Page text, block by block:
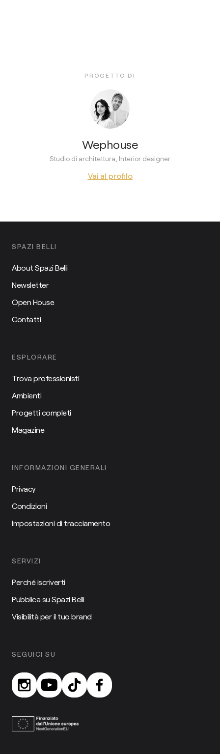
PROGETTO DI
Wephouse
Studio di architettura, Interior designer
Vai al profilo
SPAZI BELLI
About Spazi Belli
Newsletter
Open House
Contatti
ESPLORARE
Trova professionisti
Ambienti
Progetti completi
Magazine
INFORMAZIONI GENERALI
Privacy
Condizioni
Impostazioni di tracciamento
SERVIZI
Perché iscriverti
Pubblica su Spazi Belli
Visibilità per il tuo brand
SEGUICI SU